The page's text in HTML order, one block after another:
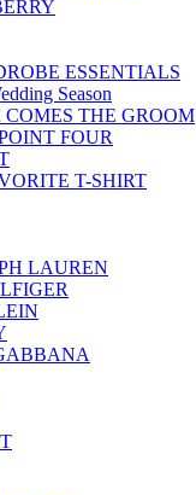
ESSENTIALS
Season
COMES THE GROOM
FOUR
T-SHIRT
LAUREN